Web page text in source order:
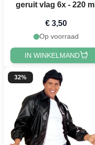
geruit vlag 6x - 220 ml
€ 3,50
Op voorraad
IN WINKELMAND
32%